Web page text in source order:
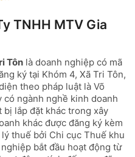
TNHH MTV Gia
Tôn là doanh nghiệp có mã
ký tại Khóm 4, Xã Tri Tôn,
theo pháp luật là Võ
có ngành nghề kinh doanh
lắp đặt khác trong xây
khác được đăng ký kèm
thuế bởi Chi cục Thuế khu
bắt đầu hoạt động từ